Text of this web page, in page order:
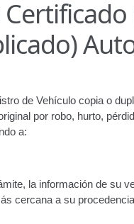
Conducir Licencia para
para publicidad
Servicio (CPS) de
Planilla Única de
Grado (4°).
Grado (2°) –
de Vehículo copia o
por robo, hurto,
a:
la información de su
cercana a su